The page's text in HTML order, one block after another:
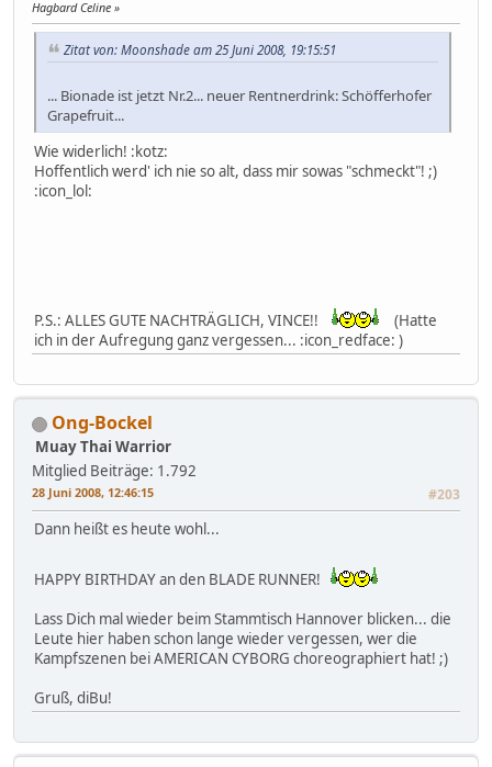
Hagbard Celine
Zitat von: Moonshade am 25 Juni 2008, 19:15:51
... Bionade ist jetzt Nr.2... neuer Rentnerdrink: Schöfferhofer
Grapefruit...
Wie widerlich! :kotz:
Hoffentlich werd' ich nie so alt, dass mir sowas "schmeckt"! ;)
:icon_lol:
P.S.: ALLES GUTE NACHTRÄGLICH, VINCE!!
(Hatte
ich in der Aufregung ganz vergessen... :icon_redface: )
Ong-Bockel
Muay Thai Warrior
Mitglied Beiträge: 1.792
28 Juni 2008, 12:46:15 #203
Dann heißt es heute wohl...
HAPPY BIRTHDAY an den BLADE RUNNER!
Lass Dich mal wieder beim Stammtisch Hannover blicken... die
Leute hier haben schon lange wieder vergessen, wer die
Kampfszenen bei AMERICAN CYBORG choreographiert hat! ;)
Gruß, diBu!